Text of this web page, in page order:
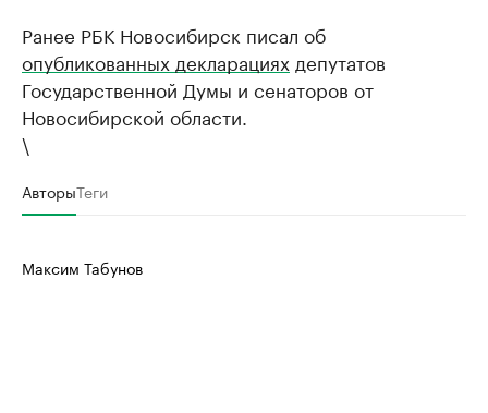
Ранее РБК Новосибирск писал об
опубликованных декларациях депутатов
Государственной Думы и сенаторов от
Новосибирской области.
\
АвторыТеги
Максим Табунов